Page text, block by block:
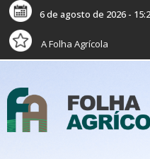
6 de agosto de 2026 -
A Folha Agrícola